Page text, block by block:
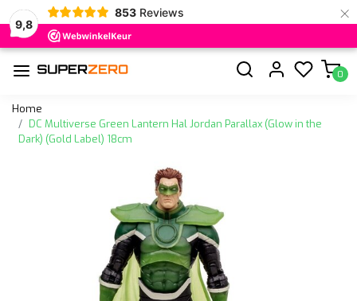
9,8
853 Reviews ×
0
Home
DC Multiverse Green Lantern Hal Jordan Parallax (Glow in the
Dark) (Gold Label) 18cm